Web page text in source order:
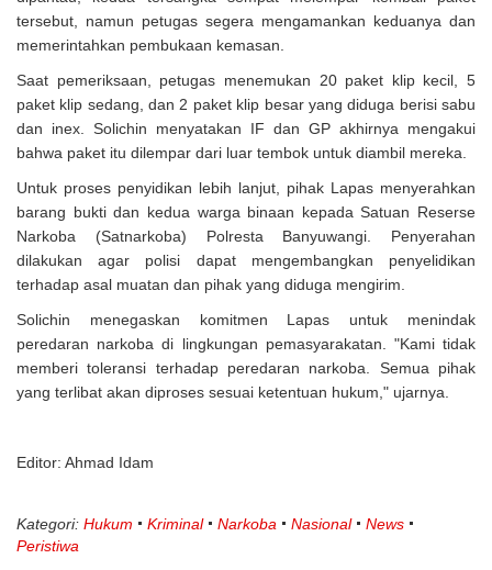
tersebut, namun petugas segera mengamankan keduanya dan
memerintahkan pembukaan kemasan.
Saat pemeriksaan, petugas menemukan 20 paket klip kecil, 5
paket klip sedang, dan 2 paket klip besar yang diduga berisi sabu
dan inex. Solichin menyatakan IF dan GP akhirnya mengakui
bahwa paket itu dilempar dari luar tembok untuk diambil mereka.
Untuk proses penyidikan lebih lanjut, pihak Lapas menyerahkan
barang bukti dan kedua warga binaan kepada Satuan Reserse
Narkoba (Satnarkoba) Polresta Banyuwangi. Penyerahan
dilakukan agar polisi dapat mengembangkan penyelidikan
terhadap asal muatan dan pihak yang diduga mengirim.
Solichin menegaskan komitmen Lapas untuk menindak
peredaran narkoba di lingkungan pemasyarakatan. "Kami tidak
memberi toleransi terhadap peredaran narkoba. Semua pihak
yang terlibat akan diproses sesuai ketentuan hukum," ujarnya.
Editor: Ahmad Idam
Kategori: Hukum Kriminal Narkoba Nasional
News
Peristiwa